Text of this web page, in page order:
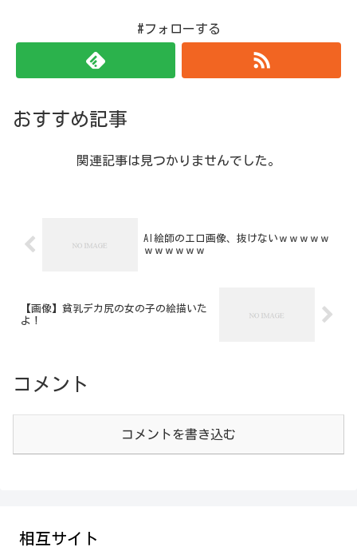
#フォローする
おすすめ記事
関連記事は見つかりませんでした。
AI絵師のエロ画像、抜けないｗｗｗｗｗ
ｗｗｗｗｗｗ
【画像】貧乳デカ尻の女の子の絵描いた
よ！
コメント
コメントを書き込む
相互サイト